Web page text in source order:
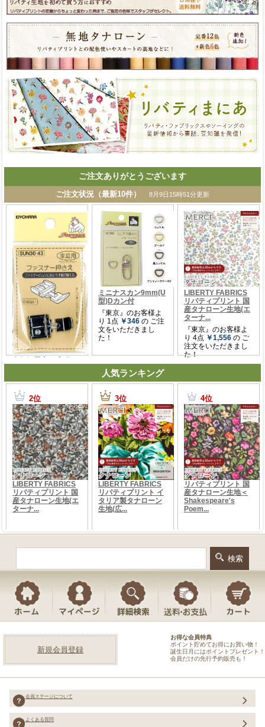
ご注文ありがとうございます
人気ランキング
新規会員登録
お得な会員特典
ポイント貯めてお得にお買い物！
誕生日月にはポイントプレゼント！
会員だけの先行予約販売も！
会員ステージについて
よくある質問